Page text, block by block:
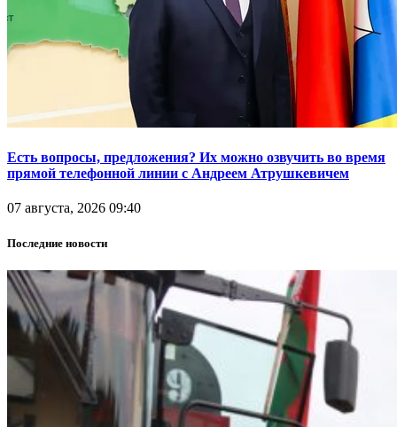
Есть вопросы, предложения? Их можно озвучить во время
прямой телефонной линии с Андреем Атрушкевичем
07 августа, 2026 09:40
Последние новости